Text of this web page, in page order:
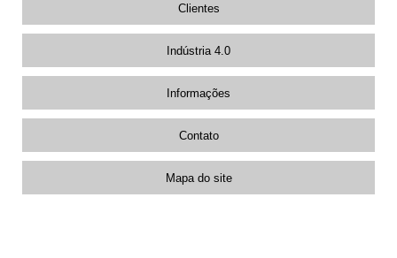
Clientes
Indústria 4.0
Informações
Contato
Mapa do site